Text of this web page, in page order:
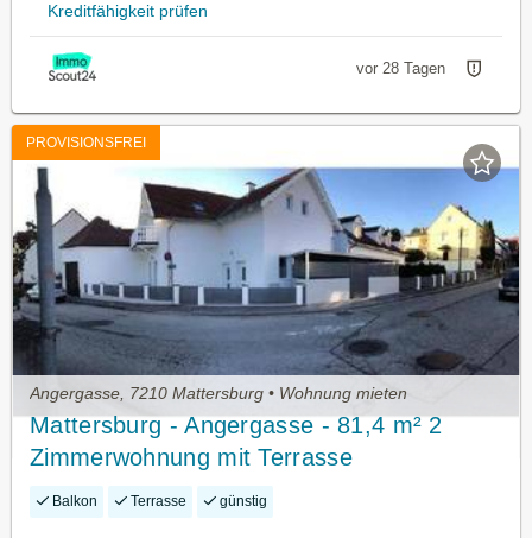
Kreditfähigkeit prüfen
vor 28 Tagen
PROVISIONSFREI
Angergasse, 7210 Mattersburg • Wohnung mieten
Mattersburg - Angergasse - 81,4 m² 2
Zimmerwohnung mit Terrasse
Balkon Terrasse günstig